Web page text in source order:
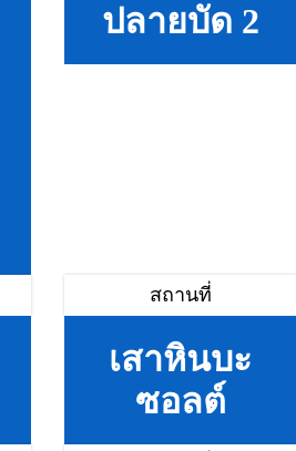
ปลายบัด 2
สถานที่
เสาหินบะ
ซอลต์